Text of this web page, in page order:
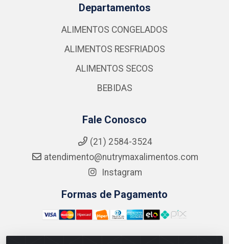
Departamentos
ALIMENTOS CONGELADOS
ALIMENTOS RESFRIADOS
ALIMENTOS SECOS
BEBIDAS
Fale Conosco
(21) 2584-3524
atendimento@nutrymaxalimentos.com
Instagram
Formas de Pagamento